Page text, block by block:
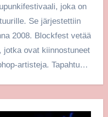
joka on
Se järjestettiin
2008. Blockfest vetää
jotka ovat kiinnostuneet
artisteja. Tapahtuma